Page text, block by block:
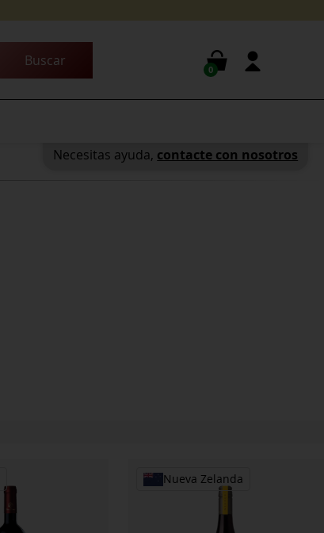
0
Nueva Zelanda
Necesitas ayuda, contacte con nosotros